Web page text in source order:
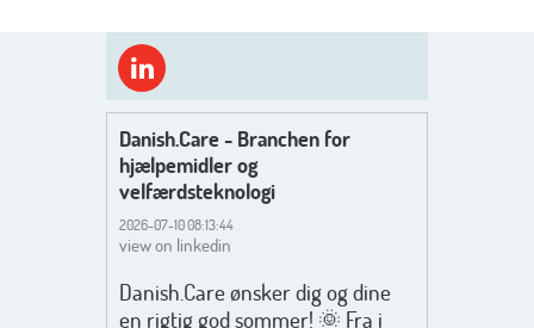
Danish.Care - Branchen for
hjælpemidler og
velfærdsteknologi
2026-07-10 08:13:44
view on linkedin
Danish.Care ønsker dig og dine
en rigtig god sommer! 🌞 Fra i